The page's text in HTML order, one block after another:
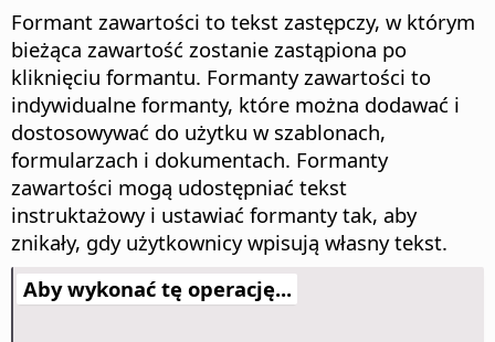
Formant zawartości to tekst zastępczy, w którym
bieżąca zawartość zostanie zastąpiona po
kliknięciu formantu. Formanty zawartości to
indywidualne formanty, które można dodawać i
dostosowywać do użytku w szablonach,
formularzach i dokumentach. Formanty
zawartości mogą udostępniać tekst
instruktażowy i ustawiać formanty tak, aby
znikały, gdy użytkownicy wpisują własny tekst.
Aby wykonać tę operację...